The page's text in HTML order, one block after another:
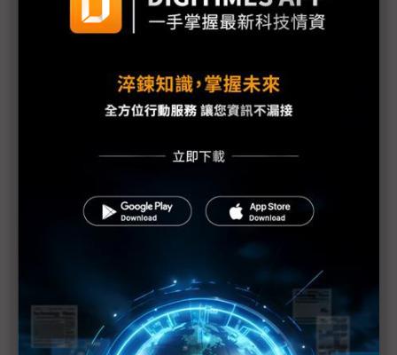
電動車持續增加 充電樁缺很大
瑞薩推出虛擬開發環境以加快車用軟體開發和評估
TSR機車錦標賽 導入Gogoro SuperSport作為安全前
VOLVO總計13款車型獲IIHS TOP SAFETY PICK+肯定
ADI無線電池管理系統通過頂級汽車網路安全認證
耐落TSLG扣件防鬆首選
法規日益健全 奠定自駕車發展基石